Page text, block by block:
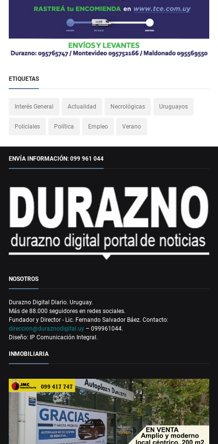
ETIQUETAS
Interés General Actualidad Necrológicas Uruguayos
Policiales Política Empleo Verano
ENVÍA INFORMACIÓN: 099 961 044
NOSOTROS
Durazno Digital Diario. Uruguay.
Más de 88.000 seguidores en redes sociales.
Fundador y Director - Lic. Fernando Salvador Báez. Contacto:
direccion@duraznodigital.uy – 099961044.
Diseño: IP Comunicación Integral.
INMOBILIARIA